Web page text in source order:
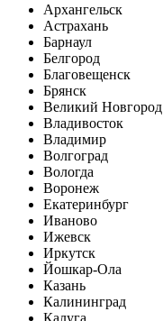
Архангельск
Астрахань
Барнаул
Белгород
Благовещенск
Брянск
Великий Новгород
Владивосток
Владимир
Волгоград
Вологда
Воронеж
Екатеринбург
Иваново
Ижевск
Иркутск
Йошкар-Ола
Казань
Калининград
Калуга